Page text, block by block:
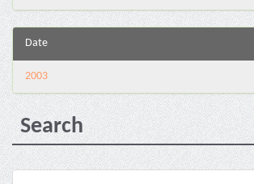
Date
2003
Search